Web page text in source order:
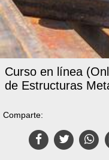
Curso en línea
de Estructuras
Comparte: